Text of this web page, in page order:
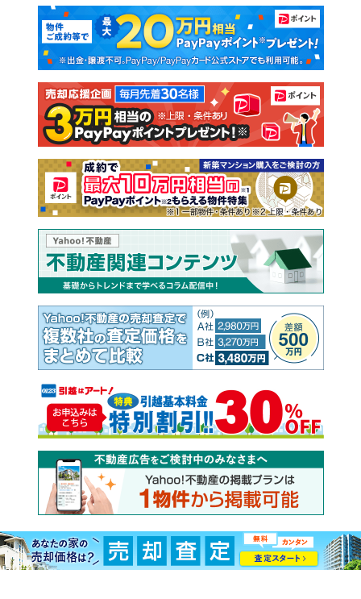
新築マンション 中古マンション
新築一戸建て 中古一戸建て
注文住宅 土地
売却査定
マンションカタログ 教えて！住まいの先生